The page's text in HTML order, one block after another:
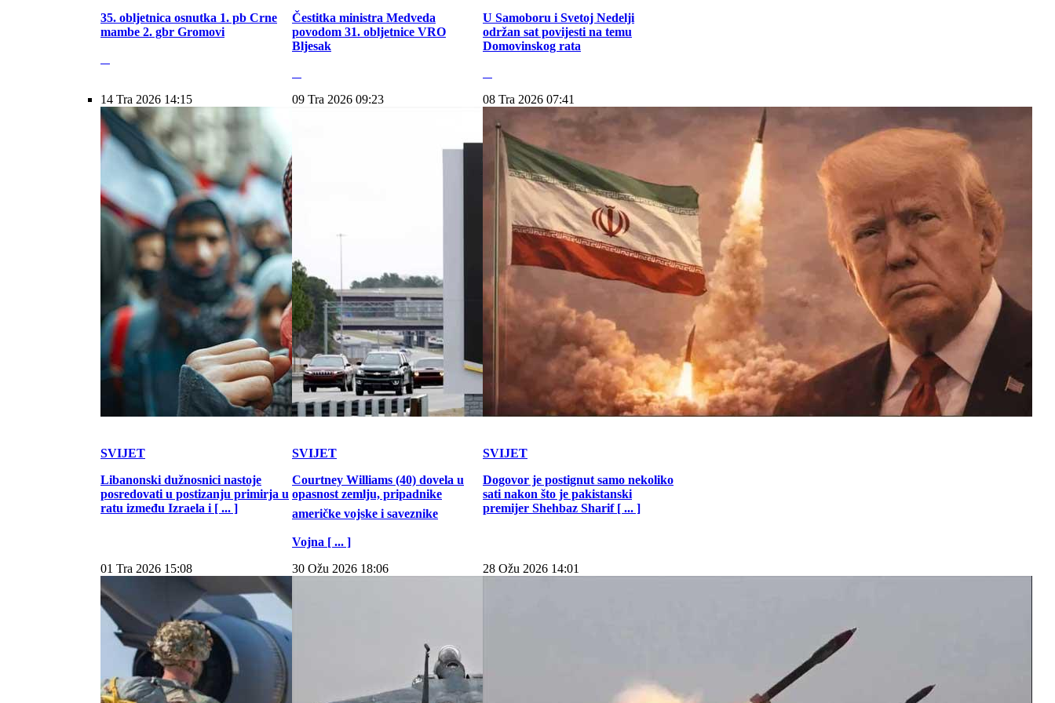
35. obljetnica osnutka 1. pb Crne
mambe 2. gbr Gromovi
Čestitka ministra Medveda
povodom 31. obljetnice VRO
Bljesak
U Samoboru i Svetoj Nedelji
održan sat povijesti na temu
Domovinskog rata
14 Tra 2026 14:15
SVIJET
Libanonski dužnosnici nastoje
posredovati u postizanju primirja u
ratu između Izraela i [ ... ]
09 Tra 2026 09:23
SVIJET
Courtney Williams (40) dovela u
opasnost zemlju, pripadnike
američke vojske i saveznike
Vojna [ ... ]
08 Tra 2026 07:41
SVIJET
Dogovor je postignut samo nekoliko
sati nakon što je pakistanski
premijer Shehbaz Sharif [ ... ]
01 Tra 2026 15:08 30 Ožu 2026 18:06 28 Ožu 2026 14:01